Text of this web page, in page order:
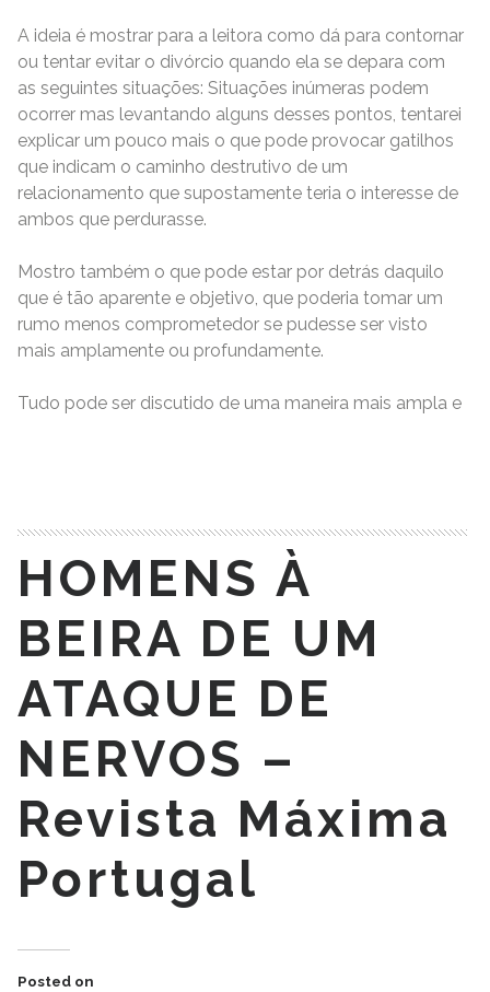
A ideia é mostrar para a leitora como dá para contornar
ou tentar evitar o divórcio quando ela se depara com
as seguintes situações: Situações inúmeras podem
ocorrer mas levantando alguns desses pontos, tentarei
explicar um pouco mais o que pode provocar gatilhos
que indicam o caminho destrutivo de um
relacionamento que supostamente teria o interesse de
ambos que perdurasse.
Mostro também o que pode estar por detrás daquilo
que é tão aparente e objetivo, que poderia tomar um
rumo menos comprometedor se pudesse ser visto
mais amplamente ou profundamente.
Tudo pode ser discutido de uma maneira mais ampla e
HOMENS À
BEIRA DE UM
ATAQUE DE
NERVOS –
Revista Máxima
Portugal
Posted on